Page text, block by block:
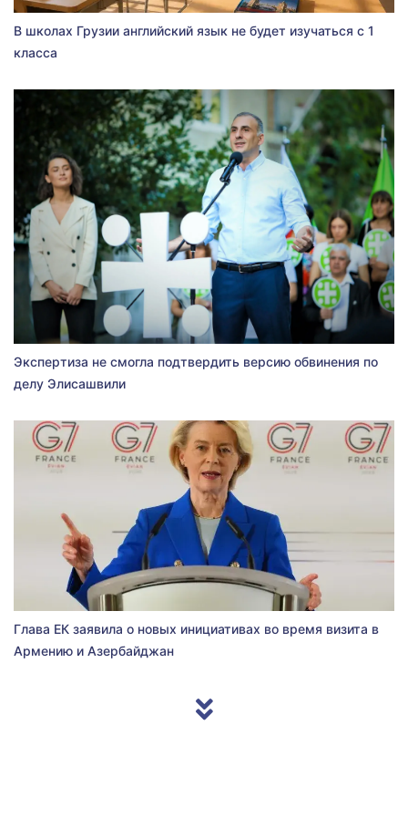
В школах Грузии английский язык не будет изучаться с 1
класса
Экспертиза не смогла подтвердить версию обвинения по
делу Элисашвили
Глава ЕК заявила о новых инициативах во время визита в
Армению и Азербайджан